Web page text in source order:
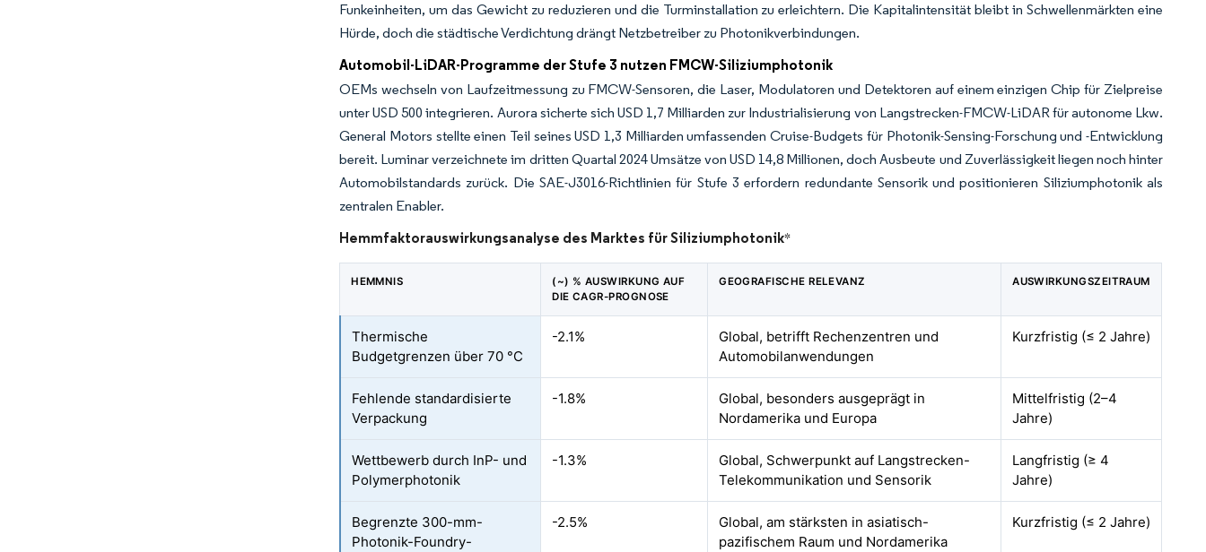
Funkeinheiten, um das Gewicht zu reduzieren und die Turminstallation zu erleichtern. Die Kapitalintensität bleibt in Schwellenmärkten eine
Hürde, doch die städtische Verdichtung drängt Netzbetreiber zu Photonikverbindungen.
Automobil-LiDAR-Programme der Stufe 3 nutzen FMCW-Siliziumphotonik
OEMs wechseln von Laufzeitmessung zu FMCW-Sensoren, die Laser, Modulatoren und Detektoren auf einem einzigen Chip für Zielpreise
unter USD 500 integrieren. Aurora sicherte sich USD 1,7 Milliarden zur Industrialisierung von Langstrecken-FMCW-LiDAR für autonome Lkw.
General Motors stellte einen Teil seines USD 1,3 Milliarden umfassenden Cruise-Budgets für Photonik-Sensing-Forschung und -Entwicklung
bereit. Luminar verzeichnete im dritten Quartal 2024 Umsätze von USD 14,8 Millionen, doch Ausbeute und Zuverlässigkeit liegen noch hinter
Automobilstandards zurück. Die SAE-J3016-Richtlinien für Stufe 3 erfordern redundante Sensorik und positionieren Siliziumphotonik als
zentralen Enabler.
Hemmfaktorauswirkungsanalyse des Marktes für Siliziumphotonik*
HEMMNIS
(~) % AUSWIRKUNG AUF
DIE CAGR-PROGNOSE
GEOGRAFISCHE RELEVANZ AUSWIRKUNGSZEITRAUM
Thermische
Budgetgrenzen über 70 °C
-2.1%
Global, betrifft Rechenzentren und
Automobilanwendungen
Kurzfristig (≤ 2 Jahre)
Fehlende standardisierte
Verpackung
-1.8%
Global, besonders ausgeprägt in
Nordamerika und Europa
Mittelfristig (2–4
Jahre)
Wettbewerb durch InP- und
Polymerphotonik
-1.3%
Global, Schwerpunkt auf Langstrecken-
Telekommunikation und Sensorik
Langfristig (≥ 4
Jahre)
Begrenzte 300-mm-
Photonik-Foundry-
-2.5%
Global, am stärksten in asiatisch-
pazifischem Raum und Nordamerika
Kurzfristig (≤ 2 Jahre)